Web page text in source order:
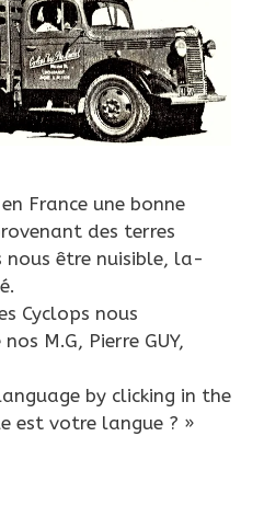
France une bonne
des terres
être nuisible, la-
Cyclops nous
M.G, Pierre GUY,
by clicking in the
est votre langue ? »